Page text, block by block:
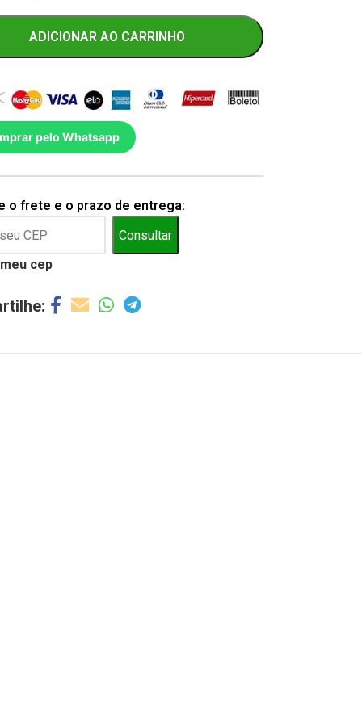
ADICIONAR AO CARRINHO
pelo Whatsapp
o frete e o prazo de entrega:
Consultar
cep